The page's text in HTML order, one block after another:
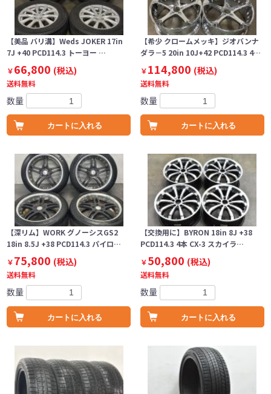
【美品 バリ溝】Weds JOKER 17in
7J +40 PCD114.3 トーヨー …
￥66,800 (税込)
送料無料
数量
カートに入れる
【希少 クロームメッキ】ジオバンナ
ダラ－5 20in 10J+42 PCD114.3 4…
￥114,800 (税込)
送料無料
数量
カートに入れる
【深リム】WORK グノーシスGS2
18in 8.5J +38 PCD114.3 パイロ…
￥75,800 (税込)
送料無料
数量
カートに入れる
【交換用に】BYRON 18in 8J +38
PCD114.3 4本 CX-3 スカイラ…
￥50,800 (税込)
送料無料
数量
カートに入れる